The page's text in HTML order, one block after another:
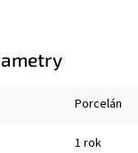
Porcelán
1 rok